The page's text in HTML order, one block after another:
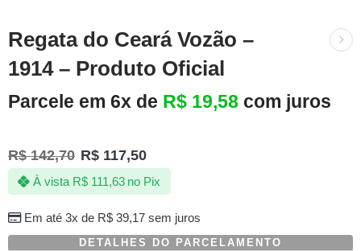
Regata do Ceará Vozão –
1914 – Produto Oficial
Parcele em 6x de R$ 19,58 com juros
R$142,70 R$ 117,50
Em até 3x de R$39,17sem juros
À vista R$111,63 no Pix
DETALHES DO PARCELAMENTO